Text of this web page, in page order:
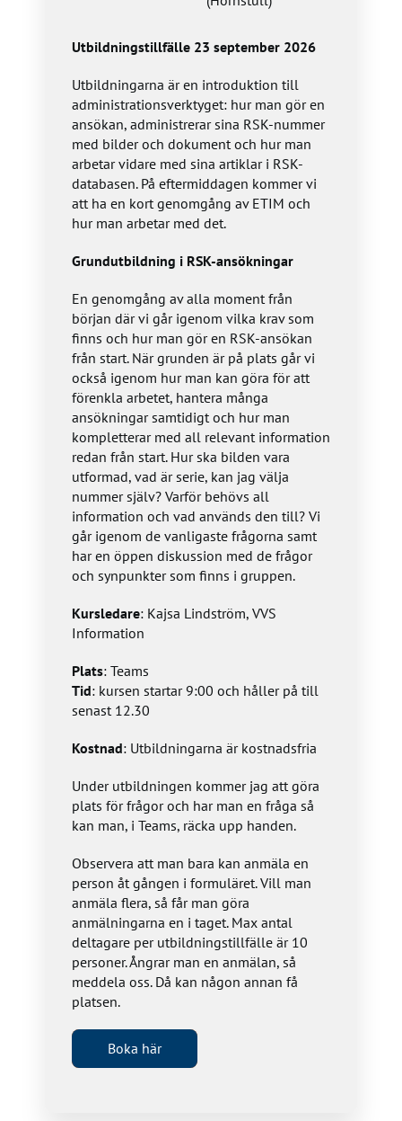
Utbildningstillfälle 23 september 2026
Utbildningarna är en introduktion till
administrationsverktyget: hur man gör en
ansökan, administrerar sina RSK-nummer
med bilder och dokument och hur man
arbetar vidare med sina artiklar i RSK-
databasen. På eftermiddagen kommer vi
att ha en kort genomgång av ETIM och
hur man arbetar med det.
Grundutbildning i RSK-ansökningar
En genomgång av alla moment från
början där vi går igenom vilka krav som
finns och hur man gör en RSK-ansökan
från start. När grunden är på plats går vi
också igenom hur man kan göra för att
förenkla arbetet, hantera många
ansökningar samtidigt och hur man
kompletterar med all relevant information
redan från start. Hur ska bilden vara
utformad, vad är serie, kan jag välja
nummer själv? Varför behövs all
information och vad används den till? Vi
går igenom de vanligaste frågorna samt
har en öppen diskussion med de frågor
och synpunkter som finns i gruppen.
Kursledare: Kajsa Lindström, VVS
Information
Plats: Teams
Tid: kursen startar 9:00 och håller på till
senast 12.30
Kostnad: Utbildningarna är kostnadsfria
Under utbildningen kommer jag att göra
plats för frågor och har man en fråga så
kan man, i Teams, räcka upp handen.
Observera att man bara kan anmäla en
person åt gången i formuläret. Vill man
anmäla flera, så får man göra
anmälningarna en i taget. Max antal
deltagare per utbildningstillfälle är 10
personer. Ångrar man en anmälan, så
meddela oss. Då kan någon annan få
platsen.
Boka här